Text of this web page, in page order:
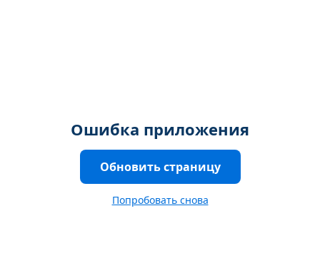
Ошибка приложения
Обновить страницу
Попробовать снова